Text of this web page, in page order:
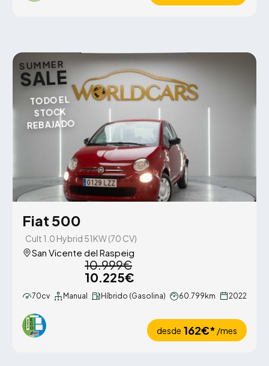
SUMMER
SALE
TODO EL
STOCK
REBAJADO
Fiat 500
Cult 1.0 Hybrid 51KW (70 CV)
San Vicente del Raspeig
10.999€
10.225€
70cv Manual Híbrido (Gasolina) 60.799km 2022
desde 162€* /mes